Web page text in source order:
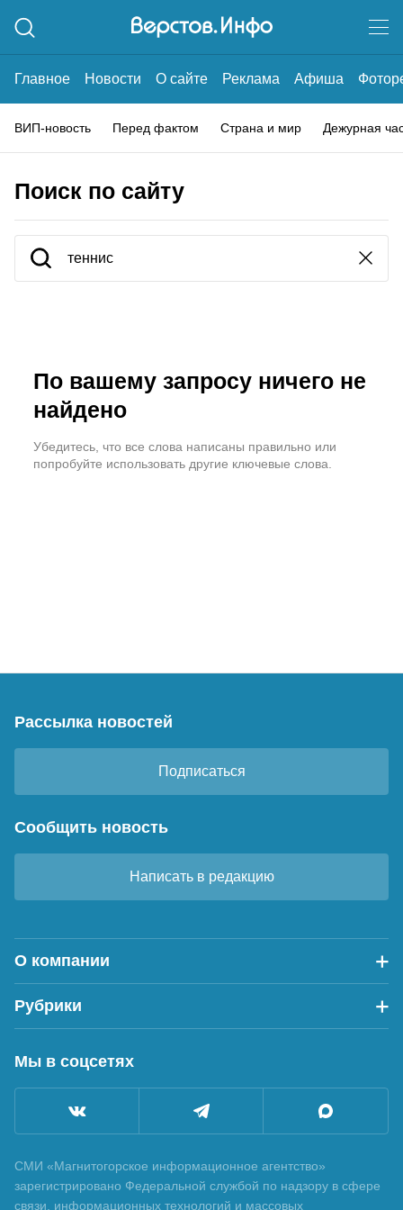
Главное Новости О сайте Реклама Афиша
ВИП-новость Перед фактом Страна и мир Дежурная
Поиск по сайту
По вашему запросу ничего не
найдено
Убедитесь, что все слова написаны правильно или
попробуйте использовать другие ключевые слова.
Рассылка новостей
Подписаться
Сообщить новость
Написать в редакцию
О компании
Рубрики
Мы в соцсетях
СМИ «Магнитогорское информационное агентство»
зарегистрировано Федеральной службой по надзору в сфере
связи, информационных технологий и массовых